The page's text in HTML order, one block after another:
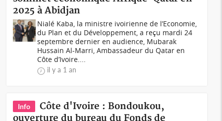
2025 à Abidjan
Nialé Kaba, la ministre ivoirienne de l’Economie,
du Plan et du Développement, a reçu mardi 24
septembre dernier en audience, Mubarak
Hussain Al-Marri, Ambassadeur du Qatar en
Côte d’Ivoire....
il y a 1 an
Info
Côte d'Ivoire : Bondoukou,
ouverture du bureau du Fonds de